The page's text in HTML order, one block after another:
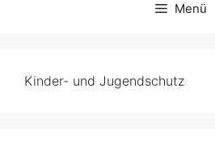
Menü
Kinder- und Jugendschutz